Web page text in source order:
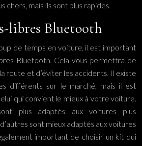
chers, mais ils sont plus rapides.
libres Bluetooth
de temps en voiture, il est important
Bluetooth. Cela vous permettra de
route et d’éviter les accidents. Il existe
différents sur le marché, mais il est
qui convient le mieux à votre voiture.
plus adaptés aux voitures plus
sont mieux adaptés aux voitures
important de choisir un kit qui